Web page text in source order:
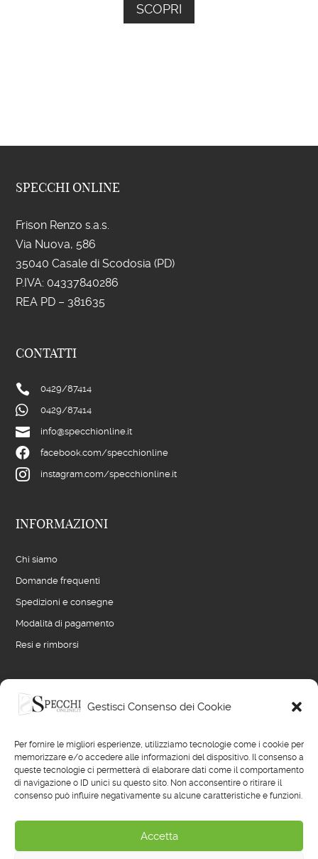
Gestisci Consenso dei Cookie
Per fornire le migliori esperienze, utilizziamo tecnologie come i cookie per
memorizzare e/o accedere alle informazioni del dispositivo. Il consenso a
queste tecnologie ci permetterà di elaborare dati come il comportamento
di navigazione o ID unici su questo sito. Non acconsentire o ritirare il
consenso può influire negativamente su alcune caratteristiche e funzioni.
Accetta
SCOPRI
SPECCHI ONLINE
Frison Renzo s.a.s.
Via Nuova, 586
35040 Casale di Scodosia (PD)
P.IVA: 04337840286
REA PD – 381635
CONTATTI
 0429/87414
 0429/87414
 info@specchionline.it
 facebook.com/specchionline
 instagram.com/specchionline.it
INFORMAZIONI
Chi siamo
Domande frequenti
Spedizioni e consegne
Modalità di pagamento
Resi e rimborsi
LINK UTILI
Termini e condizioni di vendita
Privacy policy
Cookie policy
Reimposta preferenze cookie